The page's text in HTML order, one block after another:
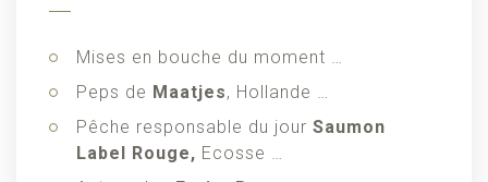
Mises en bouche du moment …
Peps de Maatjes, Hollande …
Pêche responsable du jour Saumon
Label Rouge, Ecosse …